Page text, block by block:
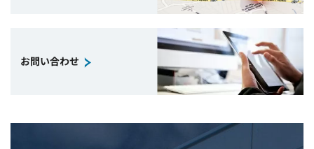
お問い合わせ